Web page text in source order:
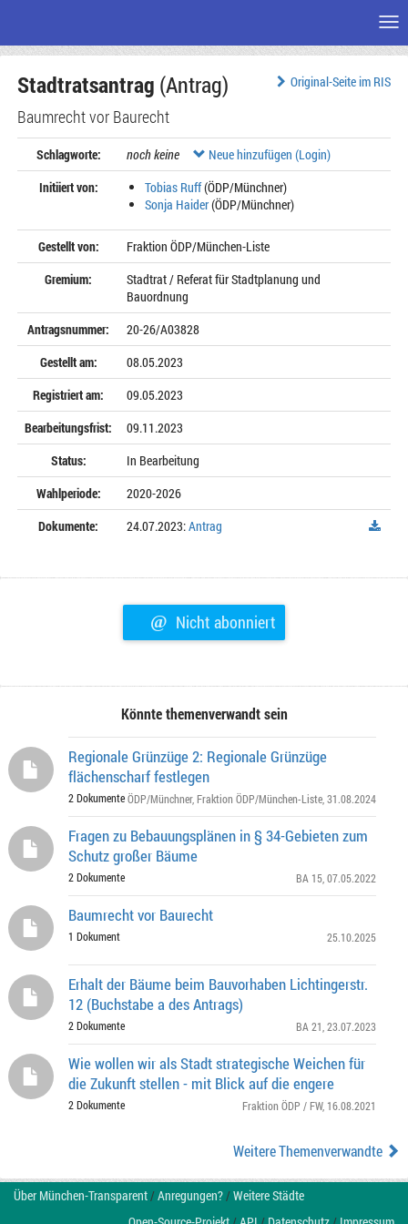
Seiteninhalt
Original-Seite im RIS
Stadtratsantrag (Antrag)
Baumrecht vor Baurecht
Schlagworte: noch keine
Neue hinzufügen (Login)
Initiiert von:
Tobias Ruff(ÖDP/Münchner)
Sonja Haider(ÖDP/Münchner)
Gestellt von:
Fraktion ÖDP/München-Liste
Gremium:
Stadtrat / Referat für Stadtplanung und
Bauordnung
Antragsnummer:
20-26/A03828
Gestellt am:
08.05.2023
Registriert am:
09.05.2023
Bearbeitungsfrist:
09.11.2023
Status:
In Bearbeitung
Wahlperiode:
2020-2026
Dokumente:
24.07.2023:Antrag
@ Nicht abonniert
Könnte themenverwandt sein
Regionale Grünzüge 2: Regionale Grünzüge
flächenscharf festlegen
2 DokumenteÖDP/Münchner, Fraktion ÖDP/München-Liste , 31.08.2024
Fragen zu Bebauungsplänen in § 34-Gebieten zum
Schutz großer Bäume
2 Dokumente BA 15 , 07.05.2022
Baumrecht vor Baurecht
1 Dokument 25.10.2025
Erhalt der Bäume beim Bauvorhaben Lichtingerstr.
12 (Buchstabe a des Antrags)
2 Dokumente BA 21 , 23.07.2023
Wie wollen wir als Stadt strategische Weichen für
die Zukunft stellen - mit Blick auf die engere
2 Dokumente Fraktion ÖDP / FW, 16.08.2021
Weitere Themenverwandte
Über München-Transparent/Anregungen?/Weitere Städte